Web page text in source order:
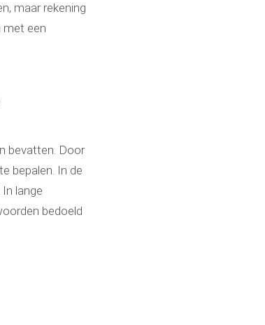
maar rekening
met een
bevatten. Door
bepalen. In de
lange
bedoeld